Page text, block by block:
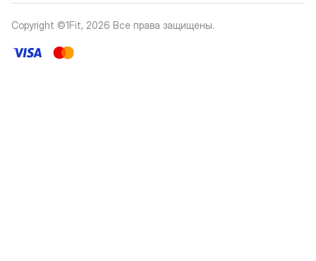
Copyright ©1Fit, 2026 Все права защищены.